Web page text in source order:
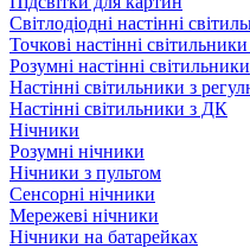
Світлодіодні настінні
Точкові настінні
Розумні настінні світильники
Настінні світильники з
Настінні світильники з ДК
Нічники
Розумні нічники
Нічники з пультом
Сенсорні нічники
Мережеві нічники
Нічники на батарейках